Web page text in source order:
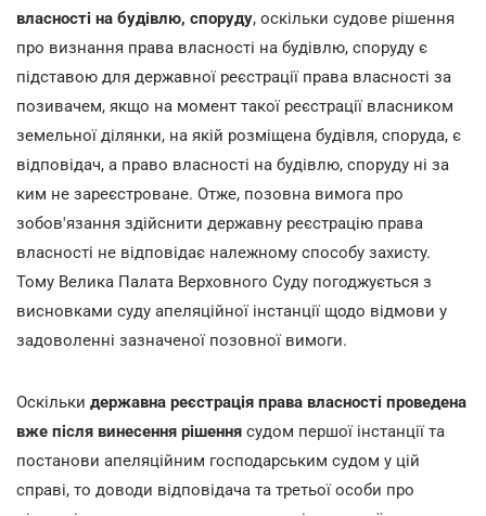
власності на будівлю, споруду, оскільки судове рішення
про визнання права власності на будівлю, споруду є
підставою для державної реєстрації права власності за
позивачем, якщо на момент такої реєстрації власником
земельної ділянки, на якій розміщена будівля, споруда, є
відповідач, а право власності на будівлю, споруду ні за
ким не зареєстроване. Отже, позовна вимога про
зобов'язання здійснити державну реєстрацію права
власності не відповідає належному способу захисту.
Тому Велика Палата Верховного Суду погоджується з
висновками суду апеляційної інстанції щодо відмови у
задоволенні зазначеної позовної вимоги.
Оскільки державна реєстрація права власності проведена
вже після винесення рішення судом першої інстанції та
постанови апеляційним господарським судом у цій
справі, то доводи відповідача та третьої особи про